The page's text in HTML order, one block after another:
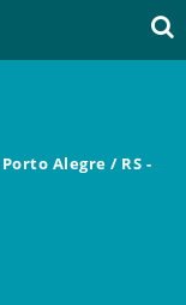
Porto Alegre / RS -